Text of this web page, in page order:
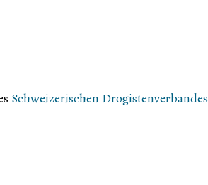
Schweizerischen Drogistenverbandes